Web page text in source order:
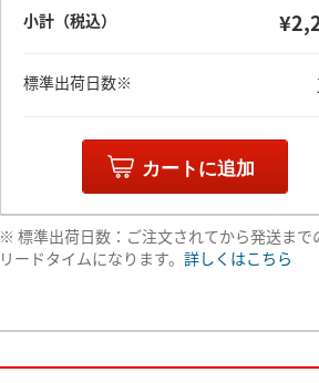
小計（税込）
標準出荷日数※
カートに追加
※ 標準出荷日数：ご注文されてから発送まで
リードタイムになります。 詳しくはこちら